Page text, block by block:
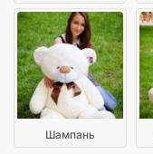
Шампань